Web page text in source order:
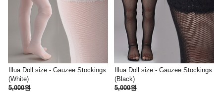
Illua Doll size - Gauzee Stockings
(White)
5,000원
Illua Doll size - Gauzee Stockings
(Black)
5,000원